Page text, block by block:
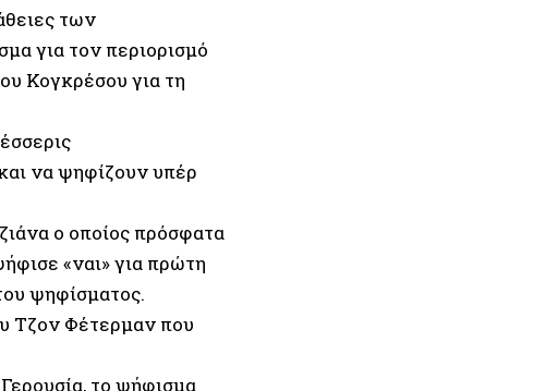
των
για τον περιορισμό
Κογκρέσου για τη
να ψηφίζουν υπέρ
ο οποίος πρόσφατα
«ναι» για πρώτη
ψηφίσματος.
Τζον Φέτερμαν που
το ψήφισμα